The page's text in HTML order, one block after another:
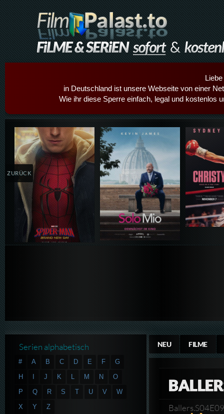
in Deutschland ist unsere Webseite von einer
Wie ihr diese Sperre einfach, legal und kostenlos
Details,Play Details,Play
ZURÜCK
NEU FILME
Serien alphabetisch
# A B C D E F
G
H
I J K L M N
O
P
Q R S T U V
W
X
Y Z